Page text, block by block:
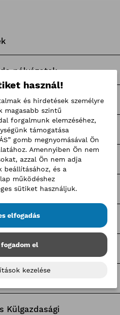
pályázatok
Külgazdasági
használ!
és hirdetések személyre
magasabb szintű
forgalmunk elemzéséhez,
támogatása
gomb megnyomásával Ön
Amennyiben Ön nem
azzal Ön nem adja
beállításához, és a
működéshez
sütiket használjuk.
elfogadás
fogadom el
kezelése